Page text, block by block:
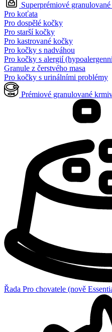
Superprémiové
Pro koťata
Pro dospělé kočky
Pro starší kočky
Pro kastrované kočky
Pro kočky s nadváhou
Pro kočky s alergií
Granule z čerstvého masa
Pro kočky s urinálními problémy
Prémiové granulované
Řada Pro chovatele (nově